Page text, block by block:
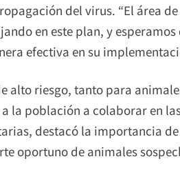
del virus. “El área
en este plan, y esperamos
efectiva en su
alto riesgo, tanto para
la población a colaborar en
destacó la importancia
oportuno de animales